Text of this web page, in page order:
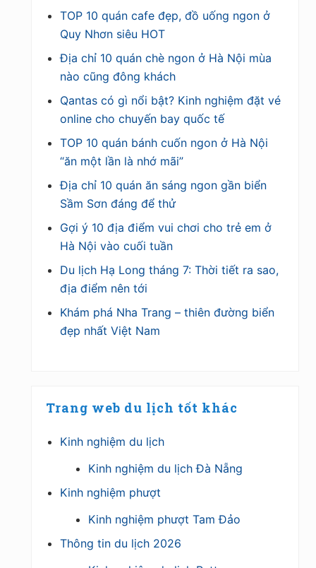
TOP 10 quán cafe đẹp, đồ uống ngon ở
Quy Nhơn siêu HOT
Địa chỉ 10 quán chè ngon ở Hà Nội mùa
nào cũng đông khách
Qantas có gì nổi bật? Kinh nghiệm đặt vé
online cho chuyến bay quốc tế
TOP 10 quán bánh cuốn ngon ở Hà Nội
“ăn một lần là nhớ mãi”
Địa chỉ 10 quán ăn sáng ngon gần biển
Sầm Sơn đáng để thử
Gợi ý 10 địa điểm vui chơi cho trẻ em ở
Hà Nội vào cuối tuần
Du lịch Hạ Long tháng 7: Thời tiết ra sao,
địa điểm nên tới
Khám phá Nha Trang – thiên đường biển
đẹp nhất Việt Nam
Trang web du lịch tốt khác
Kinh nghiệm du lịch
Kinh nghiệm du lịch Đà Nẵng
Kinh nghiệm phượt
Kinh nghiệm phượt Tam Đảo
Thông tin du lịch 2026